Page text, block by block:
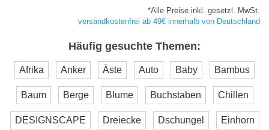
*Alle Preise inkl. gesetzl. MwSt.
versandkostenfrei ab 49€ innerhalb von Deutschland
Häufig gesuchte Themen:
Afrika Anker Äste Auto Baby Bambus
Baum Berge Blume Buchstaben Chillen
DESIGNSCAPE Dreiecke Dschungel Einhorn